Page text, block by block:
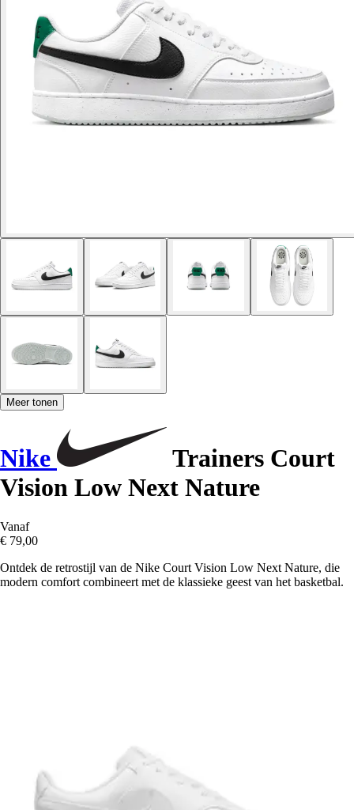
Meer tonen
Nike
Trainers Court
Vision Low Next Nature
Vanaf
€ 79,00
Ontdek de retrostijl van de Nike Court Vision Low Next Nature, die
modern comfort combineert met de klassieke geest van het basketbal.